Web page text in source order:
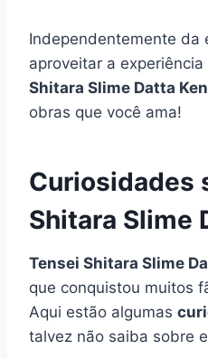
Independentemente da
aproveitar a
Shitara Slime Datta
obras que você ama!
Curiosidades
Shitara Slime
Tensei Shitara Slime
que conquistou muitos
Aqui estão algumas
talvez não saiba sobre